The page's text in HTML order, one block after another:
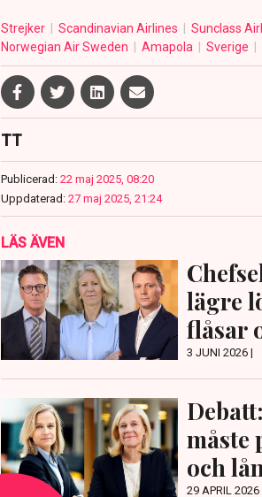
Strejker Scandinavian Airlines Sunclass
Norwegian Air Sweden
Amapola Sverige
TT
Publicerad: 22 maj 2025, 08:20
Uppdaterad: 27 maj 2025, 21:24
LÄS ÄVEN
lägre
flåsar
3 JUNI 2026 |
måste
och
29 APRIL 2026